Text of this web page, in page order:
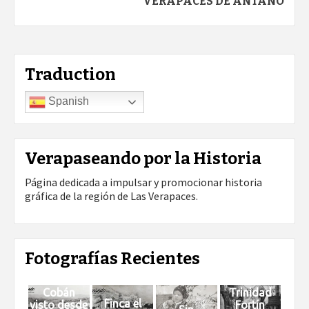
Traduction
Spanish
Verapaseando por la Historia
Página dedicada a impulsar y promocionar historia
gráfica de la región de Las Verapaces.
Fotografías Recientes
Cobán
visto desde
Finca el
Trinidad
Fortín